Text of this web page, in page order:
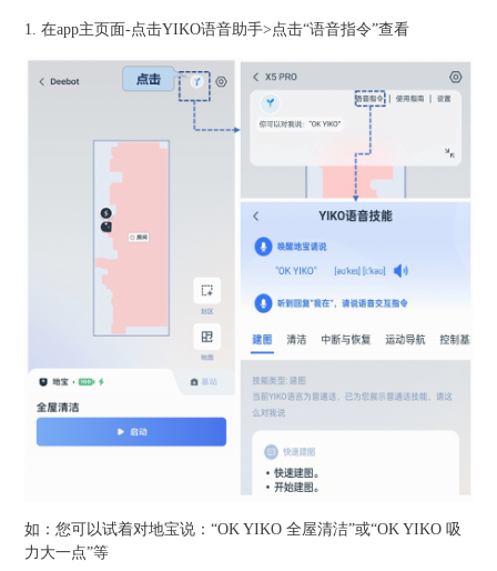
1. 在app主页面-点击YIKO语音助手>点击“语音指令”查看
如：您可以试着对地宝说：“OK YIKO 全屋清洁”或“OK YIKO 吸
力大一点”等